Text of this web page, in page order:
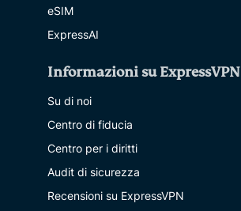
eSIM
ExpressAI
Informazioni su ExpressVPN
Su di noi
Centro di fiducia
Centro per i diritti
Audit di sicurezza
Recensioni su ExpressVPN